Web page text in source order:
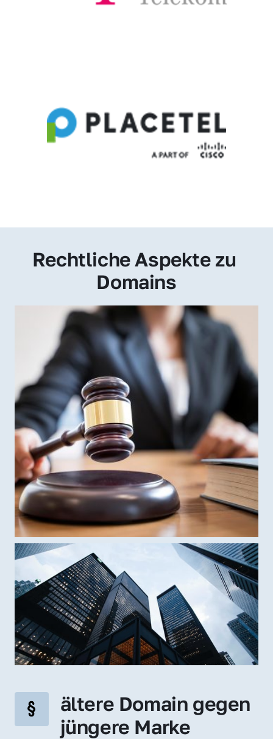
Rechtliche Aspekte zu
Domains
ältere Domain gegen
jüngere Marke